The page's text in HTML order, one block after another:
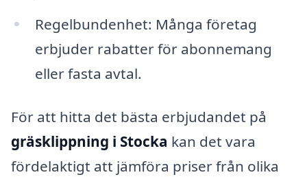
Regelbundenhet: Många företag
erbjuder rabatter för abonnemang
eller fasta avtal.
För att hitta det bästa erbjudandet på
gräsklippning i Stocka kan det vara
fördelaktigt att jämföra priser från olika